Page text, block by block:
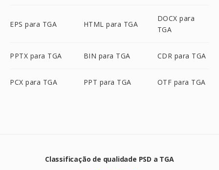
EPS para TGA HTML para TGA
DOCX para
TGA
PPTX para TGA BIN para TGA CDR para TGA
PCX para TGA PPT para TGA OTF para TGA
Classificação de qualidade PSD a TGA